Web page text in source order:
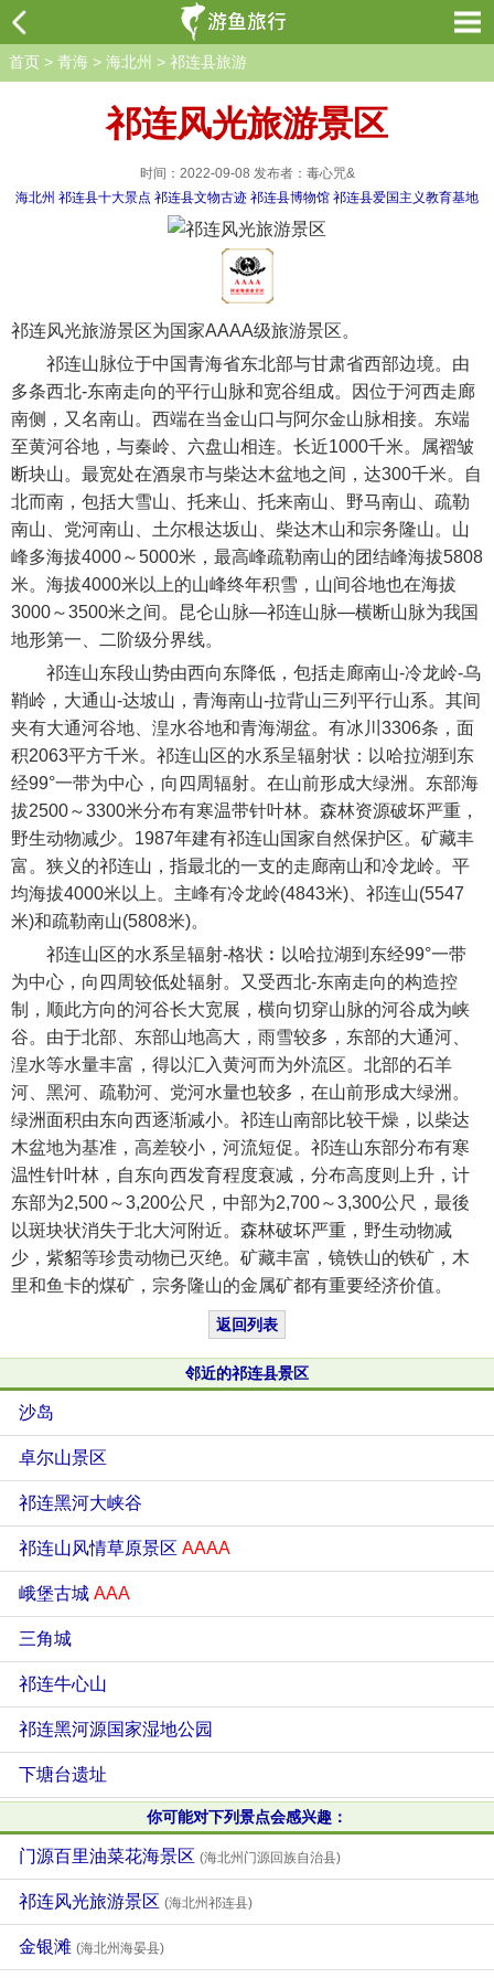
首页 > 青海 > 海北州 > 祁连县旅游
祁连风光旅游景区
时间：2022-09-08 发布者：毒心咒&
海北州 祁连县十大景点 祁连县文物古迹 祁连县博物馆 祁连县爱国主义教育基地
祁连风光旅游景区为国家AAAA级旅游景区。
祁连山脉位于中国青海省东北部与甘肃省西部边境。由
多条西北-东南走向的平行山脉和宽谷组成。因位于河西走廊
南侧，又名南山。西端在当金山口与阿尔金山脉相接。东端
至黄河谷地，与秦岭、六盘山相连。长近1000千米。属褶皱
断块山。最宽处在酒泉市与柴达木盆地之间，达300千米。自
北而南，包括大雪山、托来山、托来南山、野马南山、疏勒
南山、党河南山、土尔根达坂山、柴达木山和宗务隆山。山
峰多海拔4000～5000米，最高峰疏勒南山的团结峰海拔5808
米。海拔4000米以上的山峰终年积雪，山间谷地也在海拔
3000～3500米之间。昆仑山脉—祁连山脉—横断山脉为我国
地形第一、二阶级分界线。
祁连山东段山势由西向东降低，包括走廊南山-冷龙岭-乌
鞘岭，大通山-达坡山，青海南山-拉背山三列平行山系。其间
夹有大通河谷地、湟水谷地和青海湖盆。有冰川3306条，面
积2063平方千米。祁连山区的水系呈辐射状：以哈拉湖到东
经99°一带为中心，向四周辐射。在山前形成大绿洲。东部海
拔2500～3300米分布有寒温带针叶林。森林资源破坏严重，
野生动物减少。1987年建有祁连山国家自然保护区。矿藏丰
富。狭义的祁连山，指最北的一支的走廊南山和冷龙岭。平
均海拔4000米以上。主峰有冷龙岭(4843米)、祁连山(5547
米)和疏勒南山(5808米)。
祁连山区的水系呈辐射-格状︰以哈拉湖到东经99°一带
为中心，向四周较低处辐射。又受西北-东南走向的构造控
制，顺此方向的河谷长大宽展，横向切穿山脉的河谷成为峡
谷。由于北部、东部山地高大，雨雪较多，东部的大通河、
湟水等水量丰富，得以汇入黄河而为外流区。北部的石羊
河、黑河、疏勒河、党河水量也较多，在山前形成大绿洲。
绿洲面积由东向西逐渐减小。祁连山南部比较干燥，以柴达
木盆地为基准，高差较小，河流短促。祁连山东部分布有寒
温性针叶林，自东向西发育程度衰减，分布高度则上升，计
东部为2,500～3,200公尺，中部为2,700～3,300公尺，最後
以斑块状消失于北大河附近。森林破坏严重，野生动物减
少，紫貂等珍贵动物已灭绝。矿藏丰富，镜铁山的铁矿，木
里和鱼卡的煤矿，宗务隆山的金属矿都有重要经济价值。
返回列表
邻近的祁连县景区
沙岛
卓尔山景区
祁连黑河大峡谷
祁连山风情草原景区 AAAA
峨堡古城 AAA
三角城
祁连牛心山
祁连黑河源国家湿地公园
下塘台遗址
你可能对下列景点会感兴趣：
门源百里油菜花海景区 (海北州门源回族自治县)
祁连风光旅游景区 (海北州祁连县)
金银滩 (海北州海晏县)